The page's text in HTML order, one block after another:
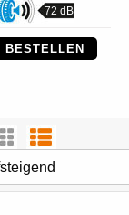
72 dB
BESTELLEN